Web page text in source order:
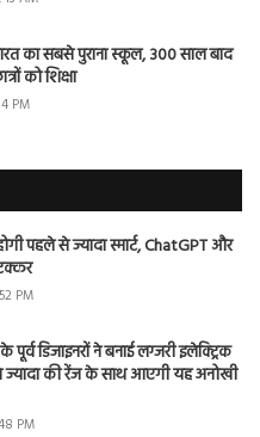
का सबसे पुराना स्कूल, 300 साल बाद
को शिक्षा
PM
पहले से ज्यादा स्मार्ट, ChatGPT और
PM
डिजाइनरों ने बनाई लग्जरी इलेक्ट्रिक
ज्यादा की रेंज के साथ आएगी यह अनोखी
PM